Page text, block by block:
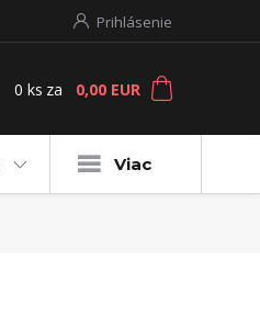
Prihlásenie
0 ks za 0,00 EUR
Viac